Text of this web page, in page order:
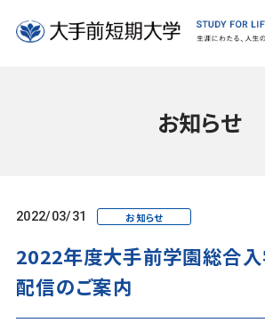
お知らせ
2022/03/31 お知らせ
2022年度大手前学園総合
配信のご案内